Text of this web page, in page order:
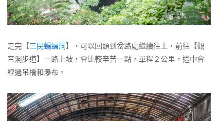
走完【三民蝙蝠洞】，可以回頭到岔路處繼續往上，前往【觀
音洞步道】一路上坡，會比較辛苦一點，單程２公里，途中會
經過吊橋和瀑布。